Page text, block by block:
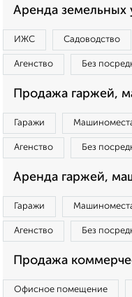
Аренда земельных
ИЖС Садоводство
Агенство Без
Продажа гаржей,
Гаражи
Агенство Без
Аренда гаржей,
Гаражи
Агенство Без
Продажа
Офисное помещение